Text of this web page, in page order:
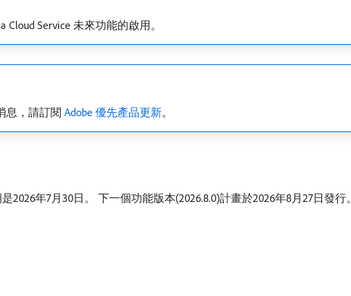
Cloud Service 未來功能的啟用。
息，請訂閱 Adobe 優先產品更新。
2026年7月30日。 下一個功能版本(2026.8.0)計畫於2026年8月27日發行。